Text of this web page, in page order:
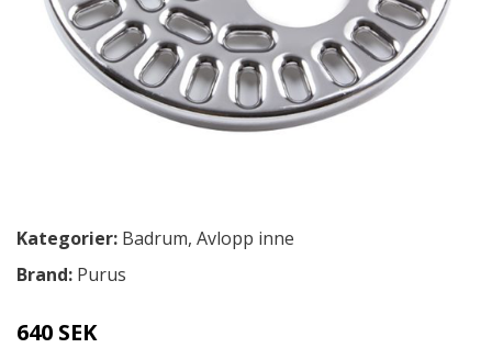
Kategorier: Badrum, Avlopp inne
Brand: Purus
640 SEK